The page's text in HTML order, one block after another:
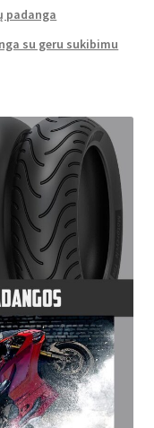
padanga
su geru sukibimu